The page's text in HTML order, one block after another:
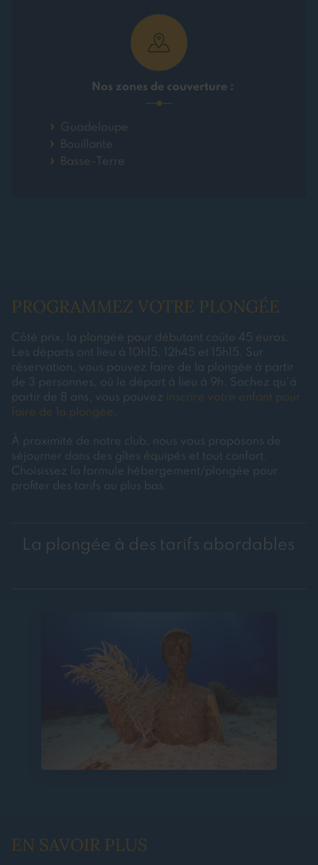
Nos zones de couverture :
Guadeloupe
Bouillante
Basse-Terre
PROGRAMMEZ VOTRE PLONGÉE
Côté prix, la plongée pour débutant coûte 45 euros.
Les départs ont lieu à 10h15, 12h45 et 15h15. Sur
réservation, vous pouvez faire de la plongée à partir
de 3 personnes, où le départ à lieu à 9h. Sachez qu’à
partir de 8 ans, vous pouvez inscrire votre enfant pour
faire de la plongée .
À proximité de notre club, nous vous proposons de
séjourner dans des gîtes équipés et tout confort.
Choisissez la formule hébergement/plongée pour
profiter des tarifs au plus bas.
La plongée à des tarifs abordables
EN SAVOIR PLUS